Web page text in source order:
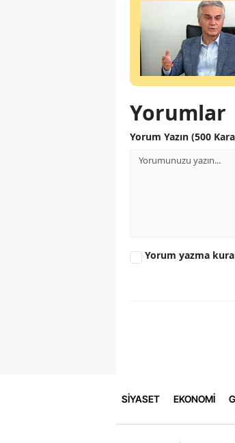
Yorumlar
Yorum Yazın (500
Yorum yazma
SİYASET EKONOMİ